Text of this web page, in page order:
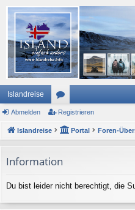
Islandreise
or
en
Abmelden Registrieren
Islandreise Portal Foren-
Information
Du bist leider nicht berechtigt, die